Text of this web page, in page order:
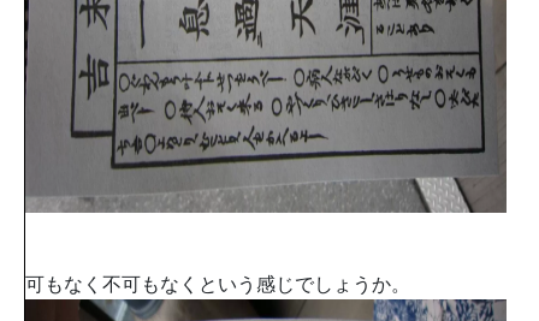
可もなく不可もなくという感じでしょうか。